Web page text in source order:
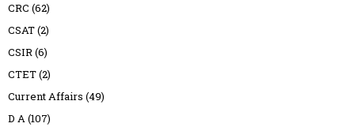
CRC (62)
CSAT(2)
CSIR(6)
CTET(2)
Current Affairs (49)
D A(107)